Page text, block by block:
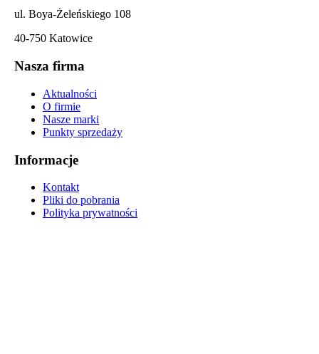
ul. Boya-Żeleńskiego 108
40-750 Katowice
Nasza firma
Aktualności
O firmie
Nasze marki
Punkty sprzedaży
Informacje
Kontakt
Pliki do pobrania
Polityka prywatności